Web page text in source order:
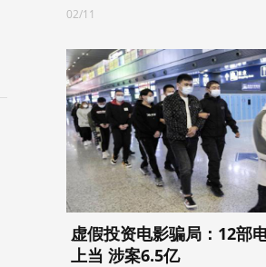
02/11
虚假投资电影骗局：12部
上当 涉案6.5亿